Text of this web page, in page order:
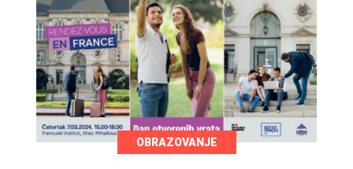
OBRAZOVANJE